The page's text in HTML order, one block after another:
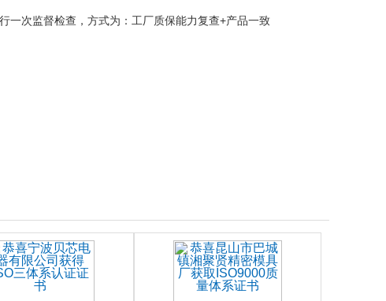
一次监督检查，方式为：工厂质保能力复查+产品一致